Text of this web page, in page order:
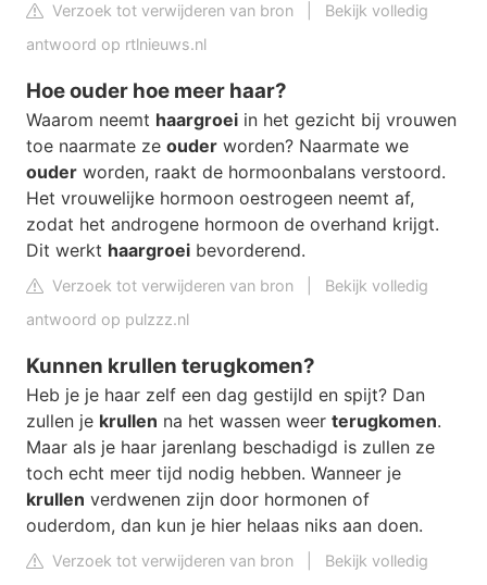
Verzoek tot verwijderen van bron
Bekijk volledig
antwoord op rtlnieuws.nl
Hoe ouder hoe meer haar?
Waarom neemt haargroei in het gezicht bij vrouwen
toe naarmate ze ouder worden? Naarmate we
ouder worden, raakt de hormoonbalans verstoord.
Het vrouwelijke hormoon oestrogeen neemt af,
zodat het androgene hormoon de overhand krijgt.
Dit werkt haargroei bevorderend.
Verzoek tot verwijderen van bron
Bekijk volledig
antwoord op pulzzz.nl
Kunnen krullen terugkomen?
Heb je je haar zelf een dag gestijld en spijt? Dan
zullen je krullen na het wassen weer terugkomen.
Maar als je haar jarenlang beschadigd is zullen ze
toch echt meer tijd nodig hebben. Wanneer je
krullen verdwenen zijn door hormonen of
ouderdom, dan kun je hier helaas niks aan doen.
Verzoek tot verwijderen van bron
Bekijk volledig